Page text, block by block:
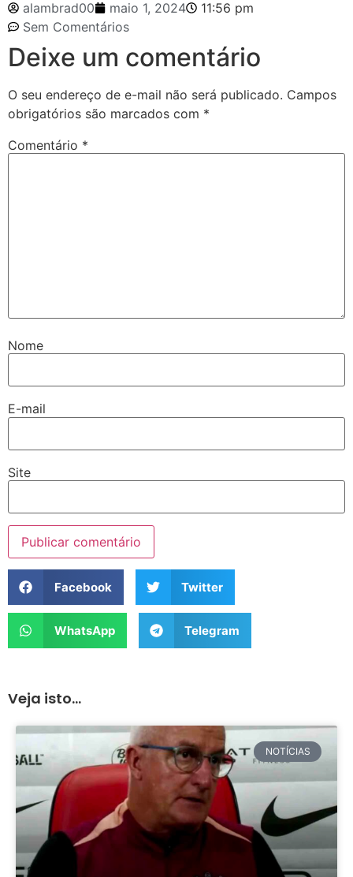
alambrad00
maio 1, 2024
11:56 pm
Sem Comentários
Deixe um comentário
O seu endereço de e-mail não será publicado. Campos
obrigatórios são marcados com *
Comentário *
Nome
E-mail
Site
Facebook Twitter
WhatsApp Telegram
Veja isto...
NOTÍCIAS